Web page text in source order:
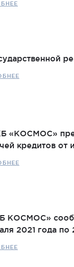
«КОСМОС»
кредитов от
КОСМОС»
2021 года по